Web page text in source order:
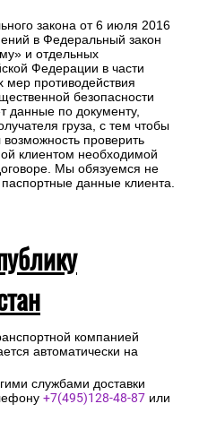
закона от 6 июля 2016
в Федеральный закон
и отдельных
Федерации в части
мер противодействия
безопасности
данные по документу,
груза, с тем чтобы
проверить
клиентом необходимой
Мы обязуемся не
данные клиента.
компанией
автоматически на
службами доставки
+7(495)128-48-87 или